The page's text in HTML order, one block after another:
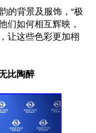
的背景及服饰，“极
们如何相互辉映，
让这些色彩更加栩
比陶醉